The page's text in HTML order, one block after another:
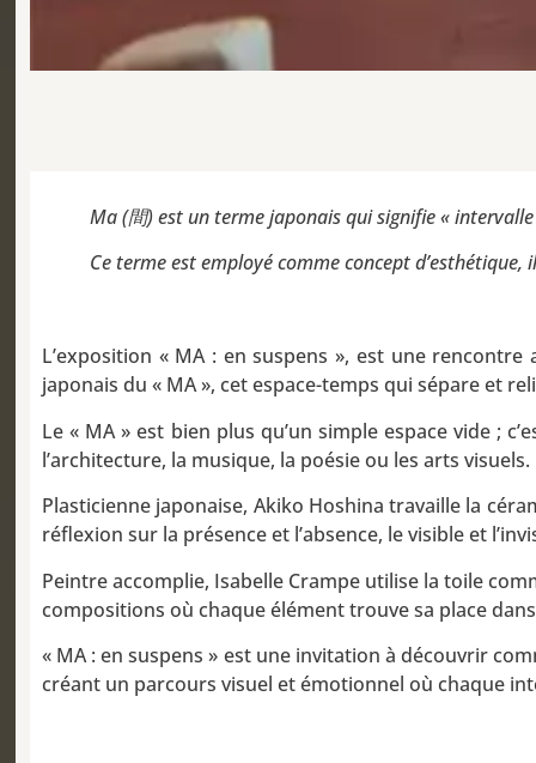
Ma (間) est un terme japonais qui signifie «
Ce terme est employé comme concept
L’exposition « MA : en suspens », est une
japonais du « MA », cet espace-temps qui sépare et
Le « MA » est bien plus qu’un simple espace vide ;
l’architecture, la musique, la poésie ou les arts
Plasticienne japonaise, Akiko Hoshina travaille la
réflexion sur la présence et l’absence, le visible et
Peintre accomplie, Isabelle Crampe utilise la toile
compositions où chaque élément trouve sa place
« MA : en suspens » est une invitation à découvrir
créant un parcours visuel et émotionnel où chaque